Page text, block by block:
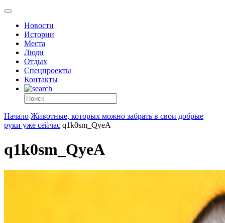
Новости
Истории
Места
Люди
Отдых
Спецпроекты
Контакты
Начало Животные, которых можно забрать в свои добрые
руки уже сейчаc q1k0sm_QyeA
q1k0sm_QyeA